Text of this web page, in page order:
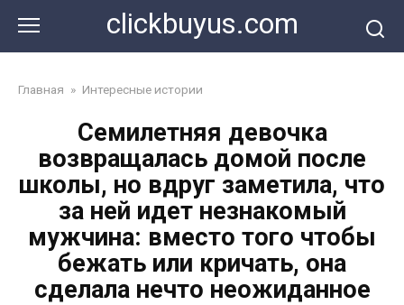
контенту
clickbuyus.com
Главная » Интересные истории
Семилетняя девочка
возвращалась домой после
школы, но вдруг заметила, что
за ней идет незнакомый
мужчина: вместо того чтобы
бежать или кричать, она
сделала нечто неожиданное